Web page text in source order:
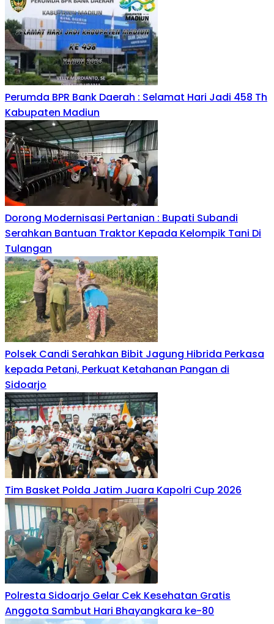
Perumda BPR Bank Daerah : Selamat Hari Jadi 458 Th
Kabupaten Madiun
Dorong Modernisasi Pertanian : Bupati Subandi
Serahkan Bantuan Traktor Kepada Kelompik Tani Di
Tulangan
Polsek Candi Serahkan Bibit Jagung Hibrida Perkasa
kepada Petani, Perkuat Ketahanan Pangan di
Sidoarjo
Tim Basket Polda Jatim Juara Kapolri Cup 2026
Polresta Sidoarjo Gelar Cek Kesehatan Gratis
Anggota Sambut Hari Bhayangkara ke-80